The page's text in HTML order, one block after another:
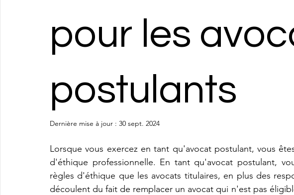
pour les
postulants
Dernière mise à jour : 30 sept. 2024
Lorsque vous exercez en tant qu'avocat postulant, vous
d'éthique professionnelle. En tant qu'avocat postulant,
règles d'éthique que les avocats titulaires, en plus des
découlent du fait de remplacer un avocat qui n'est pas